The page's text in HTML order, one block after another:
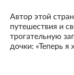
Автор этой
путешествия и
трогательную
дочки: «Теперь я